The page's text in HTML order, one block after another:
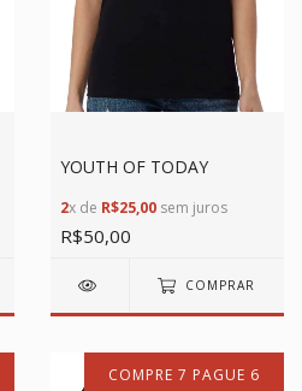
YOUTH OF TODAY
2x de R$25,00 sem juros
R$50,00
COMPRAR
COMPRE 7 PAGUE 6